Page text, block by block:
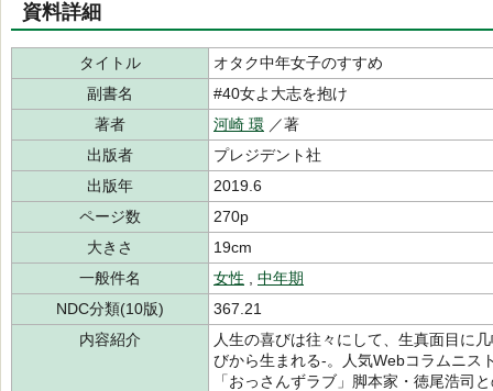
資料詳細
タイトル
オタク中年女子のすすめ
副書名
#40女よ大志を抱け
著者
河崎 環 ／著
出版者
プレジデント社
出版年
2019.6
ページ数
270p
大きさ
19cm
一般件名
女性
中年期
NDC分類(10版)
367.21
内容紹介
人生の喜びは往々にして、生真面目に
びから生まれる-。人気Webコラムニス
「おっさんずラブ」脚本家・徳尾浩司